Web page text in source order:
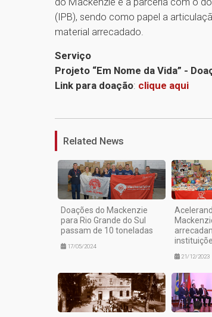
(IPB), sendo como papel a
material arrecadado.
Serviço
Projeto “Em Nome da Vida” -
Link para doação: clique aqui
Related News
Doações do Mackenzie
para Rio Grande do Sul
passam de 10 toneladas
17/05/2024
21/12/2023